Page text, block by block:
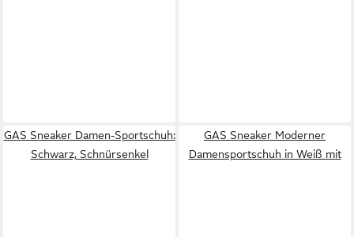
GAS Sneaker Damen-Sportschuh:
Schwarz, Schnürsenkel
GAS Sneaker Moderner
Damensportschuh in Weiß mit